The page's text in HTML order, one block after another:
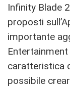
Infinity Blade
proposti
importante
caratteristica
possibile